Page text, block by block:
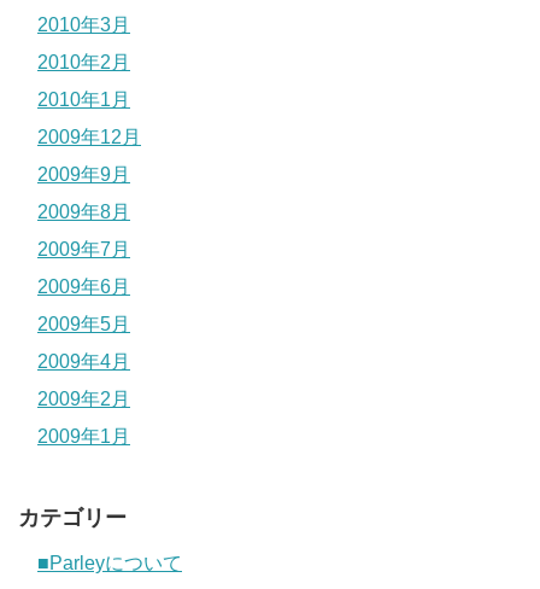
2010年3月
2010年2月
2010年1月
2009年12月
2009年9月
2009年8月
2009年7月
2009年6月
2009年5月
2009年4月
2009年2月
2009年1月
カテゴリー
■Parleyについて